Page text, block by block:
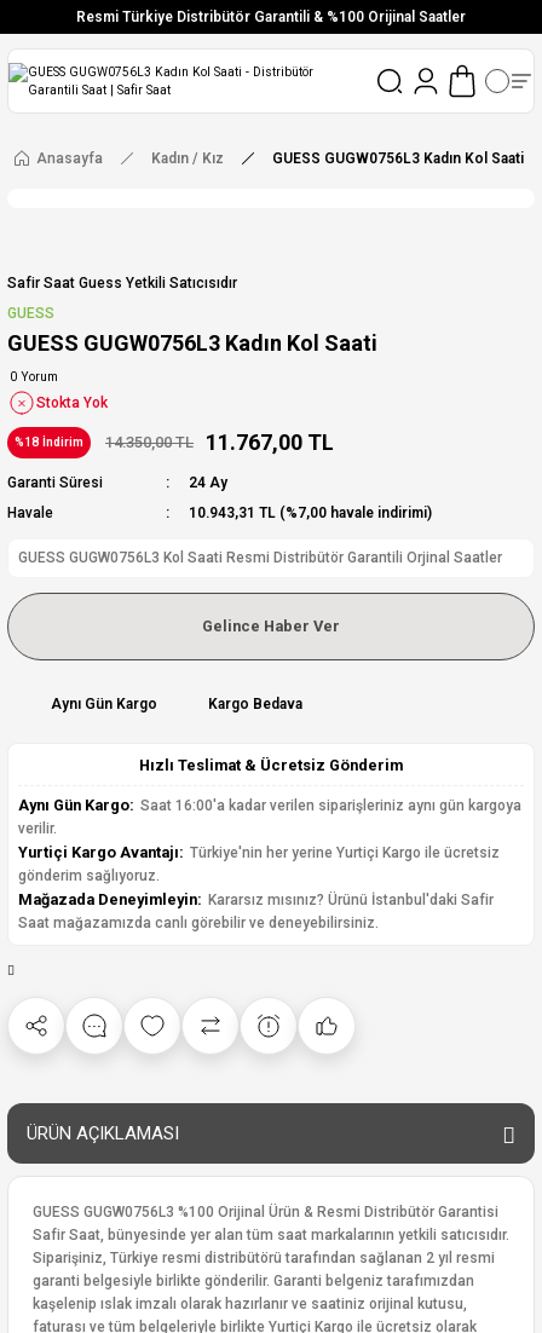
Resmi Türkiye Distribütör Garantili & %100 Orijinal Saatler
Vade Farksız 6 Taksit
Ücretsiz Kargo
Anasayfa Kadın / Kız GUESS GUGW0756L3 Kadın Kol Saati
Safir Saat Guess Yetkili Satıcısıdır
GUESS
GUESS GUGW0756L3 Kadın Kol Saati
0 Yorum
Stokta Yok
%18 İndirim 14.350,00 TL 11.767,00 TL
Garanti Süresi
24 Ay
Havale
10.943,31 TL (%7,00 havale indirimi)
GUESS GUGW0756L3 Kol Saati Resmi Distribütör Garantili Orjinal Saatler
Gelince Haber Ver
Aynı Gün Kargo Kargo Bedava
Hızlı Teslimat & Ücretsiz Gönderim
Aynı Gün Kargo: Saat 16:00'a kadar verilen siparişleriniz aynı gün kargoya
verilir.
Yurtiçi Kargo Avantajı: Türkiye'nin her yerine Yurtiçi Kargo ile ücretsiz
gönderim sağlıyoruz.
Mağazada Deneyimleyin: Kararsız mısınız? Ürünü İstanbul'daki Safir
Saat mağazamızda canlı görebilir ve deneyebilirsiniz.
ÜRÜN AÇIKLAMASI
GUESS GUGW0756L3 %100 Orijinal Ürün & Resmi Distribütör Garantisi
Safir Saat, bünyesinde yer alan tüm saat markalarının yetkili satıcısıdır.
Siparişiniz, Türkiye resmi distribütörü tarafından sağlanan 2 yıl resmi
garanti belgesiyle birlikte gönderilir. Garanti belgeniz tarafımızdan
kaşelenip ıslak imzalı olarak hazırlanır ve saatiniz orijinal kutusu,
faturası ve tüm belgeleriyle birlikte Yurtiçi Kargo ile ücretsiz olarak